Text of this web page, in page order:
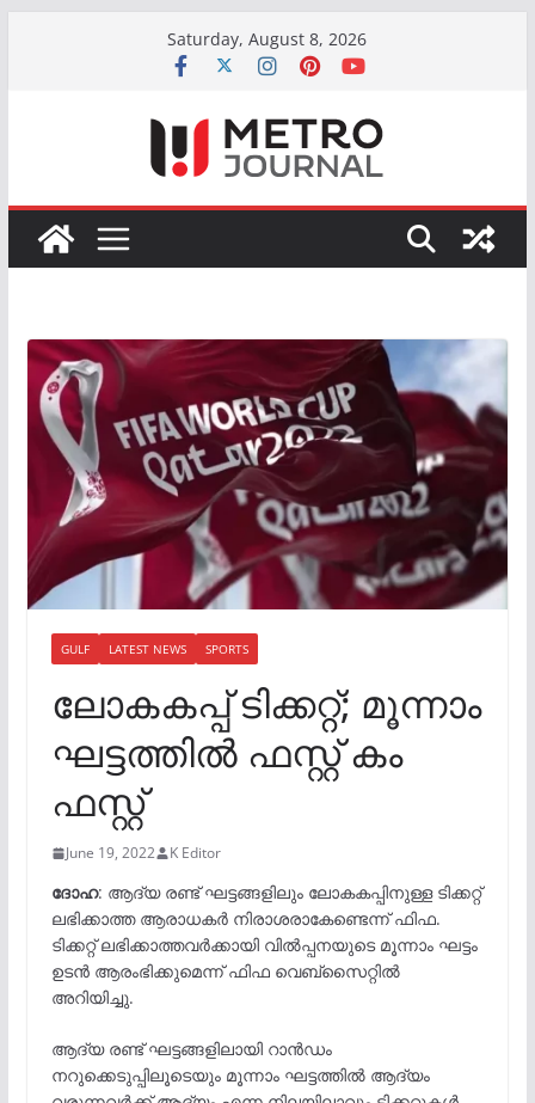
Saturday, August 8, 2026
GULF LATEST NEWS SPORTS
ലോ​ക​ക​പ്പ്​ ടി​ക്ക​റ്റ്; മൂന്നാം
ഘട്ടത്തിൽ ഫസ്റ്റ് കം
ഫസ്റ്റ്
June 19, 2022 K Editor
ദോ​ഹ: ആദ്യ രണ്ട് ഘട്ടങ്ങളിലും ലോകകപ്പിനുള്ള ടിക്കറ്റ്
ലഭിക്കാത്ത ആരാധകർ നിരാശരാകേണ്ടെന്ന് ഫിഫ.
ടിക്കറ്റ് ലഭിക്കാത്തവർക്കായി വിൽപ്പനയുടെ മൂന്നാം ഘട്ടം
ഉടൻ ആരംഭിക്കുമെന്ന് ഫിഫ വെബ്സൈറ്റിൽ
അറിയിച്ചു.
ആദ്യ രണ്ട് ഘട്ടങ്ങളിലായി റാൻഡം
നറുക്കെടുപ്പിലൂടെയും മൂന്നാം ഘട്ടത്തിൽ ആദ്യം